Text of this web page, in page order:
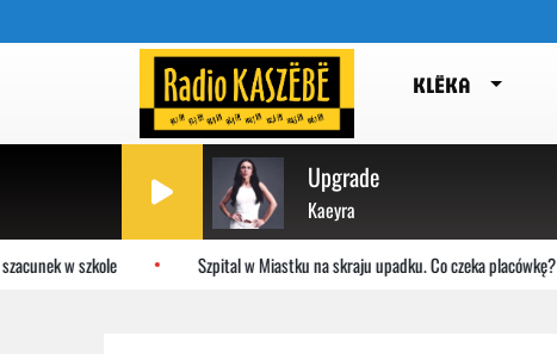
KLËKA
Upgrade
Kaeyra
w szkole Szpital w Miastku na skraju upadku. Co czeka placówkę?